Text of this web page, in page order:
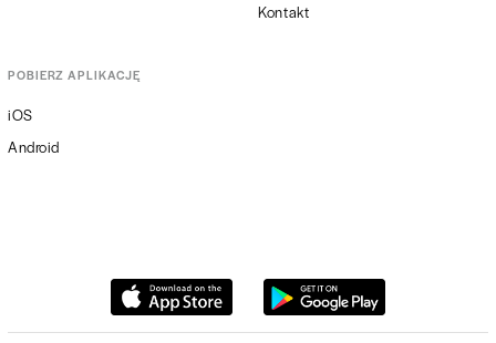
Kontakt
POBIERZ APLIKACJĘ
iOS
Android